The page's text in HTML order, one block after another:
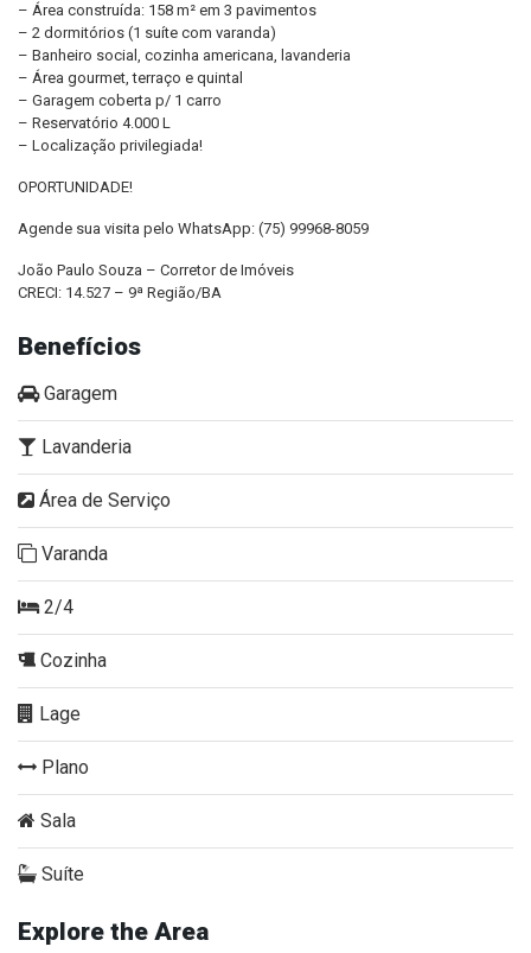
– Área construída: 158 m² em 3 pavimentos
– 2 dormitórios (1 suíte com varanda)
– Banheiro social, cozinha americana, lavanderia
– Área gourmet, terraço e quintal
– Garagem coberta p/ 1 carro
– Reservatório 4.000 L
– Localização privilegiada!
OPORTUNIDADE!
Agende sua visita pelo WhatsApp: (75) 99968-8059
João Paulo Souza – Corretor de Imóveis
CRECI: 14.527 – 9ª Região/BA
Benefícios
Garagem
Lavanderia
Área de Serviço
Varanda
2/4
Cozinha
Lage
Plano
Sala
Suíte
Explore the Area